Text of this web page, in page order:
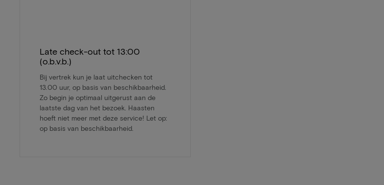
Late check-out tot 13:00
(o.b.v.b.)
Bij vertrek kun je laat uitchecken tot
13.00 uur, op basis van beschikbaarheid.
Zo begin je optimaal uitgerust aan de
laatste dag van het bezoek. Haasten
hoeft niet meer met deze service! Let op:
op basis van beschikbaarheid.